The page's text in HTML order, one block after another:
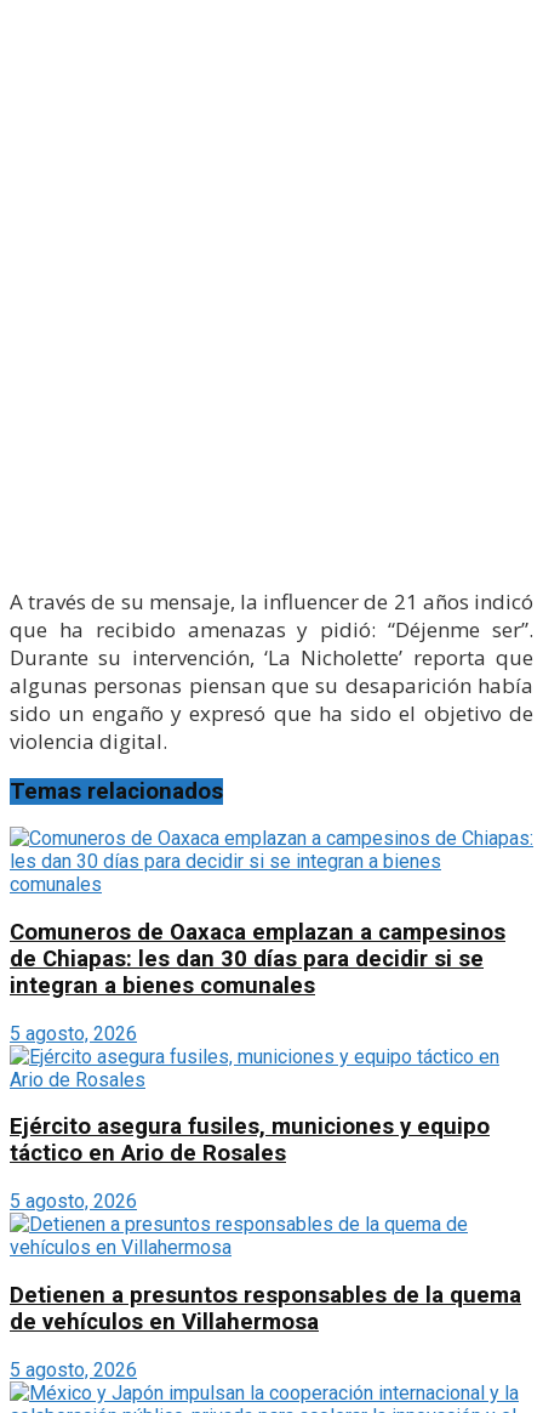
A través de su mensaje, la influencer de 21 años indicó
que ha recibido amenazas y pidió: “Déjenme ser”.
Durante su intervención, ‘La Nicholette’ reporta que
algunas personas piensan que su desaparición había
sido un engaño y expresó que ha sido el objetivo de
violencia digital.
Temas relacionados
Comuneros de Oaxaca emplazan a campesinos
de Chiapas: les dan 30 días para decidir si se
integran a bienes comunales
5 agosto, 2026
Ejército asegura fusiles, municiones y equipo
táctico en Ario de Rosales
5 agosto, 2026
Detienen a presuntos responsables de la quema
de vehículos en Villahermosa
5 agosto, 2026